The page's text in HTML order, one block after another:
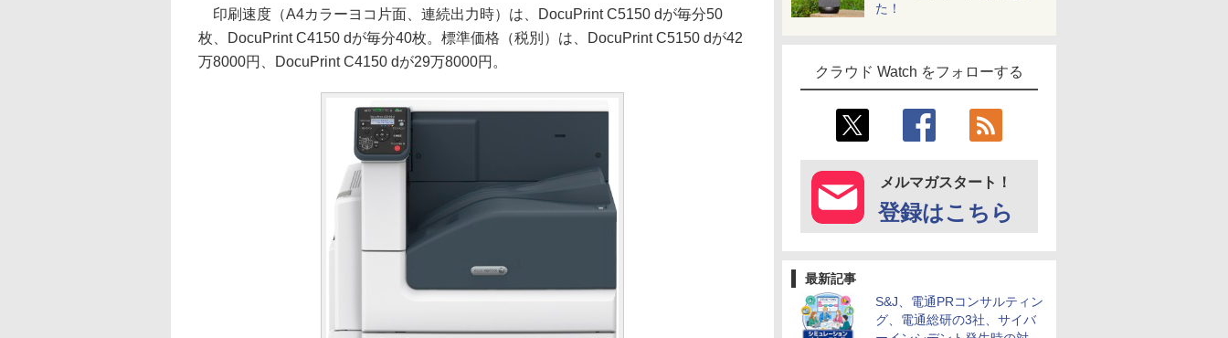
た！
クラウド Watch をフォローする
メルマガスタート！
登録はこちら
最新記事
S&J、電通PRコンサルティン
グ、電通総研の3社、サイバ
印刷速度（A4カラーヨコ片面、連続出力時）は、DocuPrint C5150 dが毎分50
枚、DocuPrint C4150 dが毎分40枚。標準価格（税別）は、DocuPrint C5150 dが42
万8000円、DocuPrint C4150 dが29万8000円。